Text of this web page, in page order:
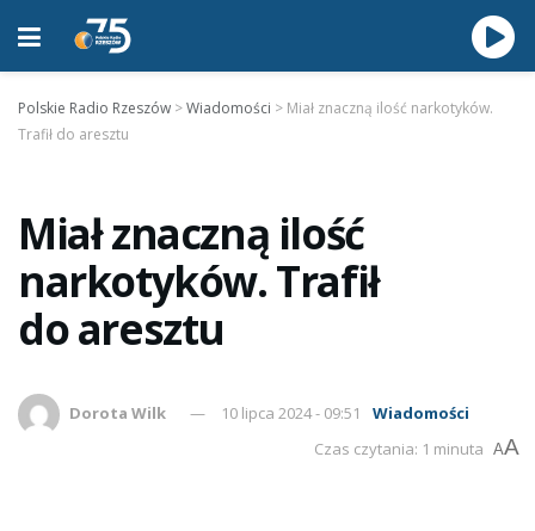
Polskie Radio Rzeszów >Wiadomości > Miał znaczną ilość narkotyków.
Trafił do aresztu
Miał znaczną ilość
narkotyków. Trafił
do aresztu
Dorota Wilk 10 lipca 2024 - 09:51
Wiadomości
Czas czytania: 1 minuta AA